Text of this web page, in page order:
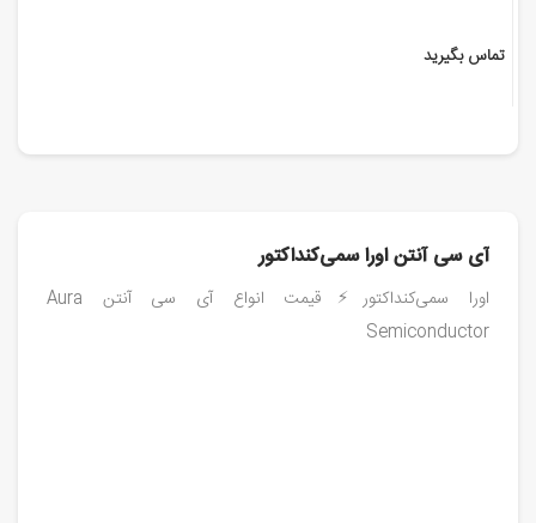
تماس بگیرید
آی سی آنتن اورا سمی‌کنداکتور
اورا سمی‌کنداکتور⚡️قیمت انواع آی سی آنتن Aura
Semiconductor